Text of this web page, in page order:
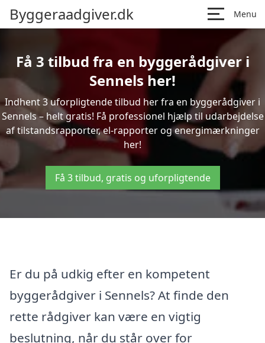
Byggeraadgiver.dk Menu
Få 3 tilbud fra en byggerådgiver i
Sennels her!
Indhent 3 uforpligtende tilbud her fra en byggerådgiver i
Sennels – helt gratis! Få professionel hjælp til udarbejdelse
af tilstandsrapporter, el-rapporter og energimærkninger
her!
Få 3 tilbud, gratis og uforpligtende
Er du på udkig efter en kompetent
byggerådgiver i Sennels? At finde den
rette rådgiver kan være en vigtig
beslutning, når du står over for